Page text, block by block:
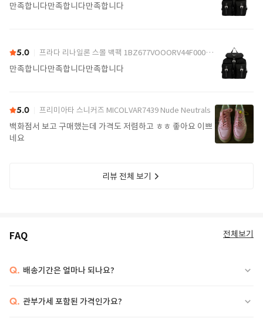
만족합니다만족합니다만족합니다
5.0 프라다 리나일론 스몰 백팩 1BZ677VOOORV44F0002 Black
만족합니다만족합니다만족합니다
5.0 프리미아타 스니커즈 MICOLVAR7439 Nude Neutrals
백화점서 보고 구매했는데 가격도 저렴하고 ㅎㅎ 좋아요 이쁘
네요
리뷰 전체 보기
FAQ 전체보기
Q. 배송기간은 얼마나 되나요?
Q. 관부가세 포함된 가격인가요?